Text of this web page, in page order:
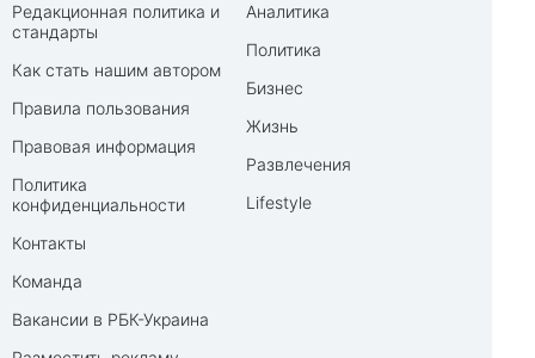
Редакционная политика и
стандарты
Как стать нашим автором
Правила пользования
Правовая информация
Политика
конфиденциальности
Контакты
Команда
Вакансии в РБК-Украина
Аналитика
Политика
Бизнес
Жизнь
Развлечения
Lifestyle